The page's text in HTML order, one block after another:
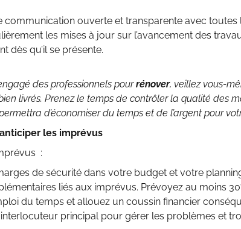
communication ouverte et transparente avec
les mises à jour sur l’avancement des
dès qu’il se présente.
des professionnels pourrénover, veillez vous-
livrés. Prenez le temps de contrôler la qualité des
d’économiser du temps et de l’argent pour
les imprévus
:
de sécurité dans votre budget et votre
liés aux imprévus. Prévoyez au moins
du temps et allouez un coussin financier
interlocuteur principal pour gérer les problèmes et